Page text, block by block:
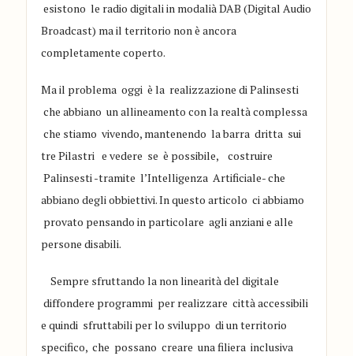
esistono le radio digitali in modalià DAB (Digital Audio
Broadcast) ma il territorio non èancora
completamentecoperto.
Ma il problema oggi è la realizzazione di Palinsesti
che abbiano un allineamento con la realtà complessa
che stiamo vivendo, mantenendola barra dritta sui
tre Pilastri e vedere se è possibile,
costruire
Palinsesti -tramite l’Intelligenza Artificiale- che
abbiano degliobbiettivi. Inquesto articolo ci abbiamo
provato pensando in particolareagli anziani e alle
persone disabili.
Sempre sfruttandola non linearitàdel digitale
diffondere programmi per realizzare città accessibili
e quindi sfruttabili per lo sviluppo di unterritorio
specifico, che possano creare una filierainclusiva